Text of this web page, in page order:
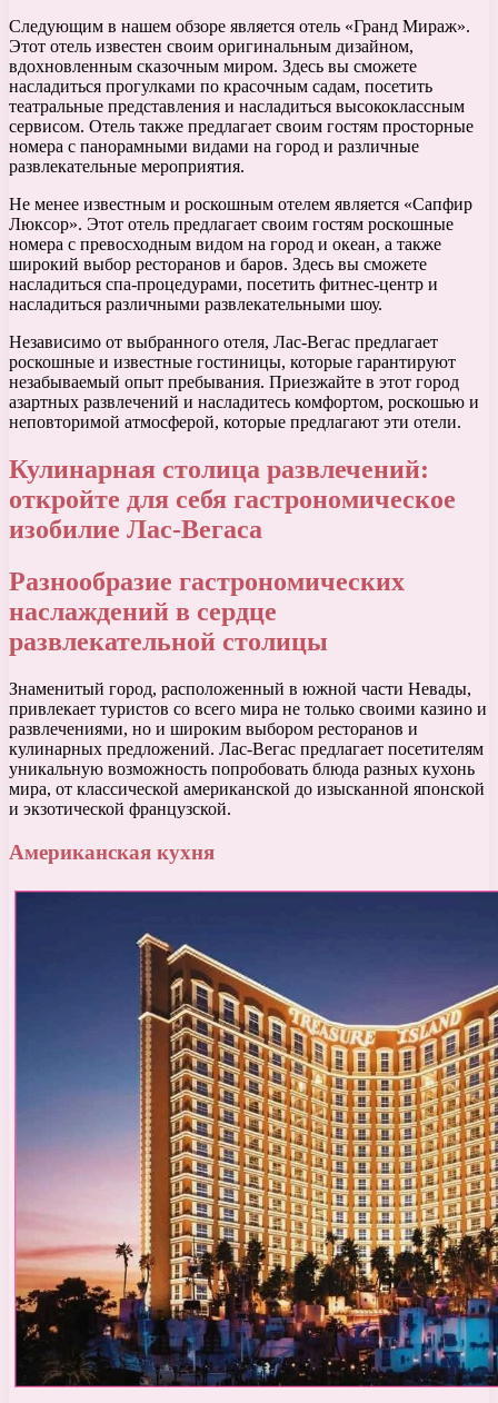
Следующим в нашем обзоре является отель «Гранд Мираж».
Этот отель известен своим оригинальным дизайном,
вдохновленным сказочным миром. Здесь вы сможете
насладиться прогулками по красочным садам, посетить
театральные представления и насладиться высококлассным
сервисом. Отель также предлагает своим гостям просторные
номера с панорамными видами на город и различные
развлекательные мероприятия.
Не менее известным и роскошным отелем является «Сапфир
Люксор». Этот отель предлагает своим гостям роскошные
номера с превосходным видом на город и океан, а также
широкий выбор ресторанов и баров. Здесь вы сможете
насладиться спа-процедурами, посетить фитнес-центр и
насладиться различными развлекательными шоу.
Независимо от выбранного отеля, Лас-Вегас предлагает
роскошные и известные гостиницы, которые гарантируют
незабываемый опыт пребывания. Приезжайте в этот город
азартных развлечений и насладитесь комфортом, роскошью и
неповторимой атмосферой, которые предлагают эти отели.
Кулинарная столица развлечений:
откройте для себя гастрономическое
изобилие Лас-Вегаса
Разнообразие гастрономических
наслаждений в сердце
развлекательной столицы
Знаменитый город, расположенный в южной части Невады,
привлекает туристов со всего мира не только своими казино и
развлечениями, но и широким выбором ресторанов и
кулинарных предложений. Лас-Вегас предлагает посетителям
уникальную возможность попробовать блюда разных кухонь
мира, от классической американской до изысканной японской
и экзотической французской.
Американская кухня